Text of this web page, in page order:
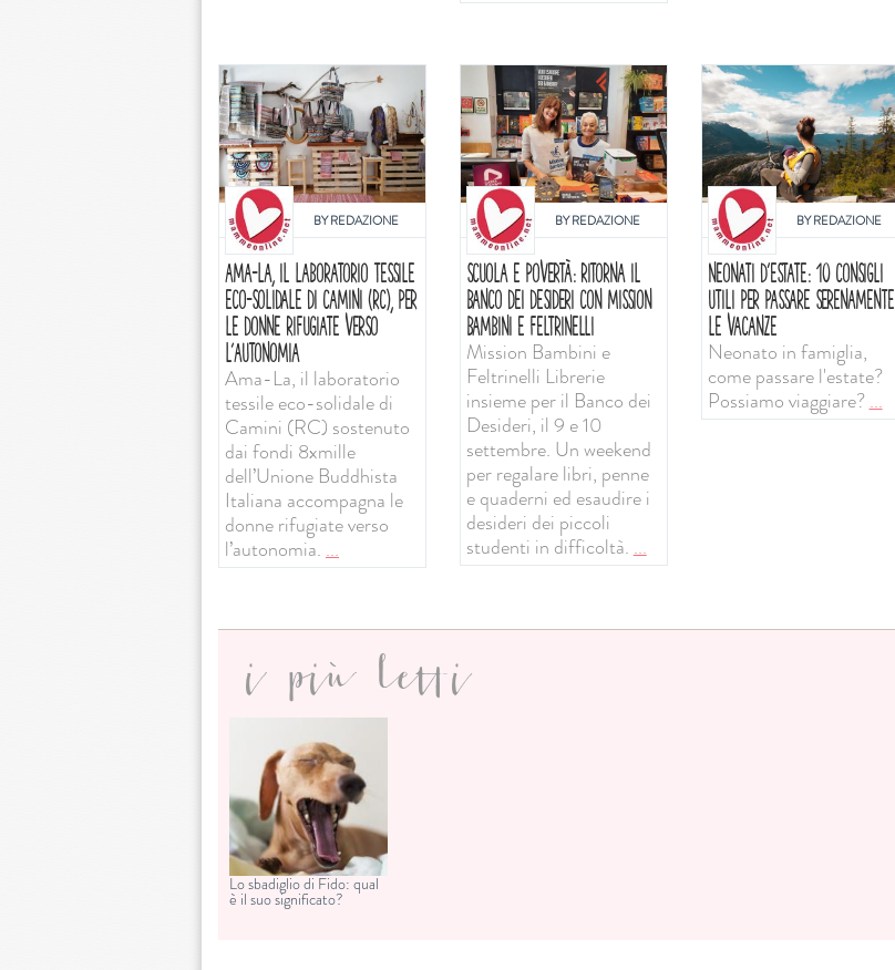
BYREDAZIONE
AMA-LA, IL LABORATORIO TESSILE
ECO-SOLIDALE DI CAMINI (RC), PER
LE DONNE RIFUGIATE VERSO
L’AUTONOMIA
Ama-La, il laboratorio
tessile eco-solidale di
Camini (RC) sostenuto
dai fondi 8xmille
dell’Unione Buddhista
Italiana accompagna le
donne rifugiate verso
l’autonomia. ...
BYREDAZIONE
SCUOLA E POVERTÀ: RITORNA IL
BANCO DEI DESIDERI CON MISSION
BAMBINI E FELTRINELLI
Mission Bambini e
Feltrinelli Librerie
insieme per il Banco dei
Desideri, il 9 e 10
settembre. Un weekend
per regalare libri, penne
e quaderni ed esaudire i
desideri dei piccoli
studenti in difficoltà. ...
BYREDAZIONE
NEONATI D'ESTATE: 10 CONSIGLI
UTILI PER PASSARE SERENAMENTE
LE VACANZE
Neonato in famiglia,
come passare l'estate?
Possiamo viaggiare?...
i più letti
Lo sbadiglio di Fido: qual
è il suo significato?